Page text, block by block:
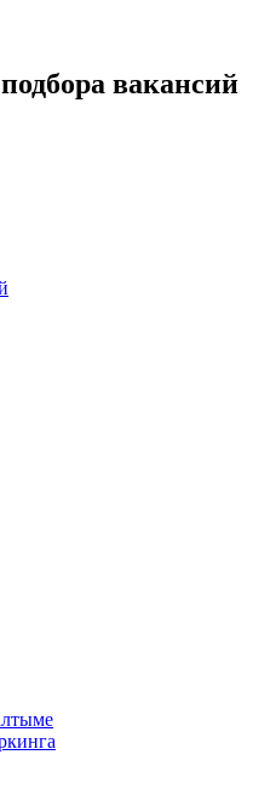
вакансий